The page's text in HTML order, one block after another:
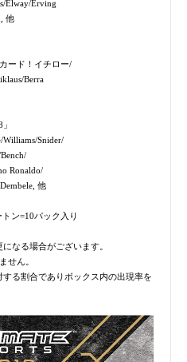
Elway/Erving
他
ード！イチロー/
Berra
Snider/
Ronaldo/
他
ン=10パック入り
なる場合がございます。
せん。
る割合でありボックス内の出現率を